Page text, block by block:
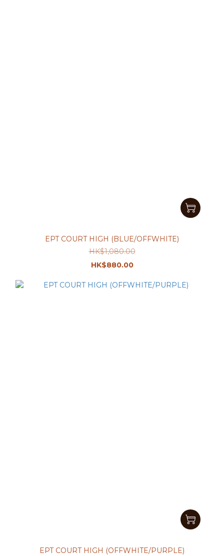
EPT COURT HIGH (BLUE/OFFWHITE)
HK$1,080.00
HK$880.00
EPT COURT HIGH (OFFWHITE/PURPLE)